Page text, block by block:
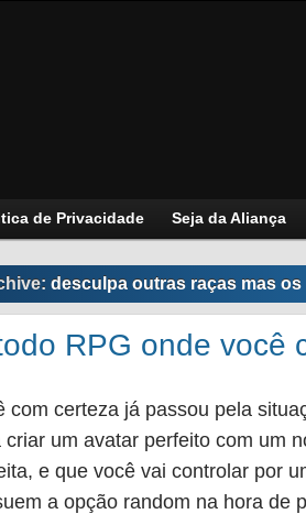
de Privacidade Seja da Aliança
desculpa outras raças mas
RPG onde você
com certeza já passou pela
criar um avatar perfeito com um
e que você vai controlar por
a opção random na hora de